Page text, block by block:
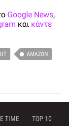
Google News,
και κάντε
AMAZON
TIME
TOP 10